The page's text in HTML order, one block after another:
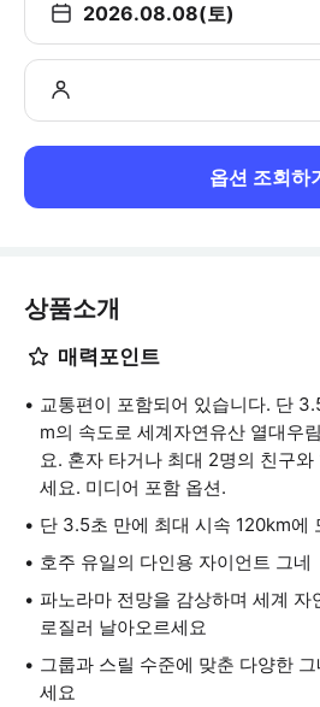
2026.08.08(토)
옵션 조회하
상품소개
매력포인트
교통편이 포함되어 있습니다. 단
m의 속도로 세계자연유산 열대우
요. 혼자 타거나 최대 2명의 친구
세요. 미디어 포함 옵션.
단 3.5초 만에 최대 시속 120km에
호주 유일의 다인용 자이언트 그네
파노라마 전망을 감상하며 세계
로질러 날아오르세요
그룹과 스릴 수준에 맞춘 다양한
세요